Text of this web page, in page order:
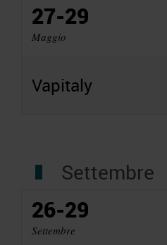
27-29
Maggio
Vapitaly
Settembre
26-29
Settembre